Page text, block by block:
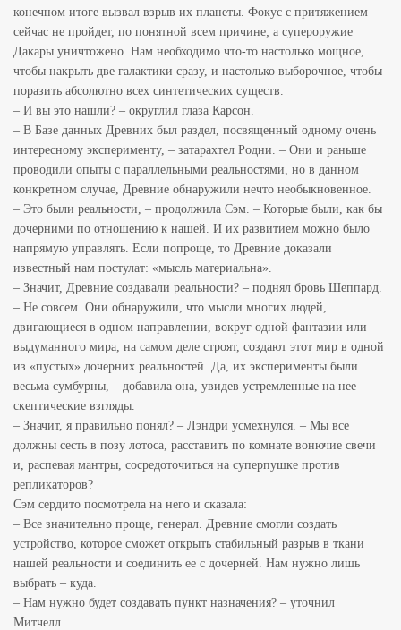
конечном итоге вызвал взрыв их планеты. Фокус с притяжением
сейчас не пройдет, по понятной всем причине; а супероружие
Дакары уничтожено. Нам необходимо что-то настолько мощное,
чтобы накрыть две галактики сразу, и настолько выборочное, чтобы
поразить абсолютно всех синтетических существ.
– И вы это нашли? – округлил глаза Карсон.
– В Базе данных Древних был раздел, посвященный одному очень
интересному эксперименту, – затарахтел Родни. – Они и раньше
проводили опыты с параллельными реальностями, но в данном
конкретном случае, Древние обнаружили нечто необыкновенное.
– Это были реальности, – продолжила Сэм. – Которые были, как бы
дочерними по отношению к нашей. И их развитием можно было
напрямую управлять. Если попроще, то Древние доказали
известный нам постулат: «мысль материальна».
– Значит, Древние создавали реальности? – поднял бровь Шеппард.
– Не совсем. Они обнаружили, что мысли многих людей,
двигающиеся в одном направлении, вокруг одной фантазии или
выдуманного мира, на самом деле строят, создают этот мир в одной
из «пустых» дочерних реальностей. Да, их эксперименты были
весьма сумбурны, – добавила она, увидев устремленные на нее
скептические взгляды.
– Значит, я правильно понял? – Лэндри усмехнулся. – Мы все
должны сесть в позу лотоса, расставить по комнате вонючие свечи
и, распевая мантры, сосредоточиться на суперпушке против
репликаторов?
Сэм сердито посмотрела на него и сказала:
– Все значительно проще, генерал. Древние смогли создать
устройство, которое сможет открыть стабильный разрыв в ткани
нашей реальности и соединить ее с дочерней. Нам нужно лишь
выбрать – куда.
– Нам нужно будет создавать пункт назначения? – уточнил
Митчелл.